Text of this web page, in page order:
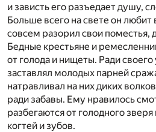
и зависть его разъедает душу,
Больше всего на свете он любит
совсем разорил свои поместья,
Бедные крестьяне и
от голода и нищеты. Ради своего
заставлял молодых парней
натравливал на них диких
ради забавы. Ему нравилось
разбегаются от голодного
когтей и зубов.